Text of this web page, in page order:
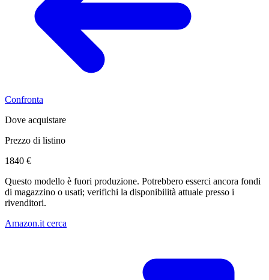
Confronta
Dove acquistare
Prezzo di listino
1840 €
Questo modello è fuori produzione. Potrebbero esserci ancora fondi
di magazzino o usati; verifichi la disponibilità attuale presso i
rivenditori.
Amazon.it cerca